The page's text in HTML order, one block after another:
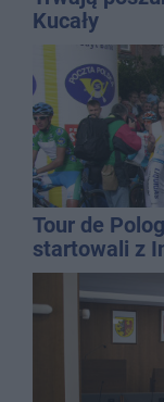
Kucały
Tour de
startowali z